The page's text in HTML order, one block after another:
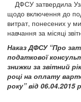
ДФСУ затвердила
щодо включення до
витрат, понесених у
навчання за місяці
Наказ ДФСУ “Про
податкової
знижки за звітний
році на оплату
року” від 06.04.2015